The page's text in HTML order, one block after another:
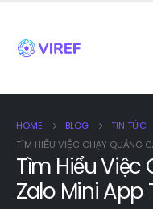
HOME BLOG
TIN TỨC
TÌM HIỂU VIỆC CHẠY QUẢNG
Tìm Hiểu Việc
Zalo Mini App